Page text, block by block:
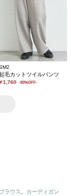
毛カットツイルパンツ
1,760 -50%OFF-
ラウス
カーディガン